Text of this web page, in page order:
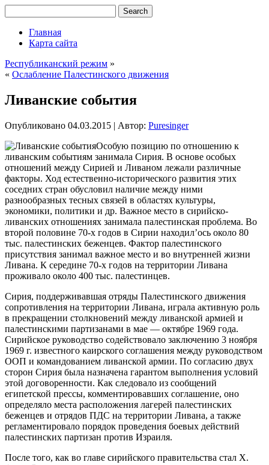
Главная
Карта сайта
Республиканский режим »
« Ослабление Палестинского движения
Ливанские события
Опубликовано 04.03.2015 | Автор: Puresinger
Особую позицию по отношению к
ливанским событиям занимала Сирия. В основе особых
отношений между Сирией и Ливаном лежали различные
факторы. Ход естественно-исторического развития этих
соседних стран обусловил наличие между ними
разнообразных тесных связей в областях культуры,
экономики, политики и др. Важное место в сирийско-
ливанских отношениях занимала палестинская проблема. Во
второй половине 70-х годов в Сирии находил’ось около 80
тыс. палестинских беженцев. Фактор палестинского
присутствия занимал важное место и во внутренней жизни
Ливана. К середине 70-х годов на территории Ливана
проживало около 400 тыс. палестинцев.
Сирия, поддерживавшая отряды Палестинского движения
сопротивления на территории Ливана, играла активную роль
в прекращении столкновений между ливанской армией и
палестинскими партизанами в мае — октябре 1969 года.
Сирийское руководство содействовало заключению 3 ноября
1969 г. известного каирского соглашения между руководством
ООП и командованием ливанской армии. По согласию двух
сторон Сирия была назначена гарантом выполнения условий
этой договоренности. Как следовало из сообщений
египетской прессы, комментировавших соглашение, оно
определяло места расположения лагерей палестинских
беженцев и отрядов ПДС на территории Ливана, а также
регламентировало порядок проведения боевых действий
палестинских партизан против Израиля.
После того, как во главе сирийского правительства стал X.